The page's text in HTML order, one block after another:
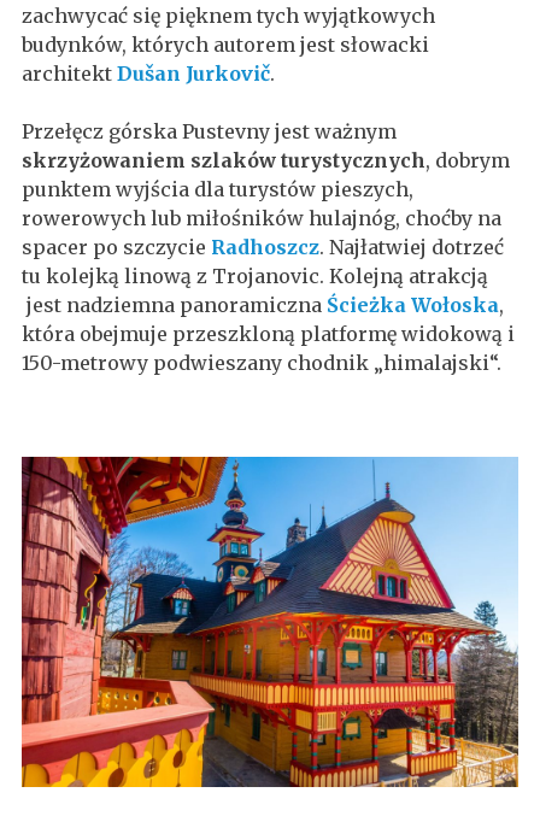
zachwycać się pięknem tych wyjątkowych
budynków, których autorem jest słowacki
architekt Dušan Jurkovič.
Przełęcz górska Pustevny jest ważnym
skrzyżowaniem szlaków turystycznych, dobrym
punktem wyjścia dla turystów pieszych,
rowerowych lub miłośników hulajnóg, choćby na
spacer po szczycie Radhoszcz. Najłatwiej dotrzeć
tu kolejką linową z Trojanovic. Kolejną atrakcją
jest nadziemna panoramiczna Ścieżka Wołoska,
która obejmuje przeszkloną platformę widokową i
150-metrowy podwieszany chodnik „himalajski“.